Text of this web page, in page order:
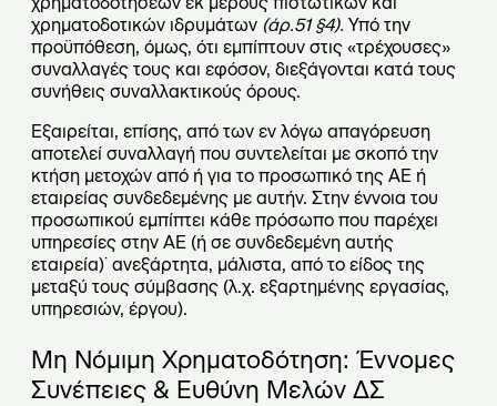
χρηματοδοτικών ιδρυμάτων (άρ.51 §4). Υπό την
προϋπόθεση, όμως, ότι εμπίπτουν στις «τρέχουσες»
συναλλαγές τους και εφόσον, διεξάγονται κατά τους
συνήθεις συναλλακτικούς όρους.
Εξαιρείται, επίσης, από των εν λόγω απαγόρευση
αποτελεί συναλλαγή που συντελείται με σκοπό την
κτήση μετοχών από ή για το προσωπικό της ΑΕ ή
εταιρείας συνδεδεμένης με αυτήν. Στην έννοια του
προσωπικού εμπίπτει κάθε πρόσωπο που παρέχει
υπηρεσίες στην ΑΕ (ή σε συνδεδεμένη αυτής
εταιρεία)˙ ανεξάρτητα, μάλιστα, από το είδος της
μεταξύ τους σύμβασης (λ.χ. εξαρτημένης εργασίας,
υπηρεσιών, έργου).
Μη Νόμιμη Χρηματοδότηση: Έννομες
Συνέπειες & Ευθύνη Μελών ΔΣ